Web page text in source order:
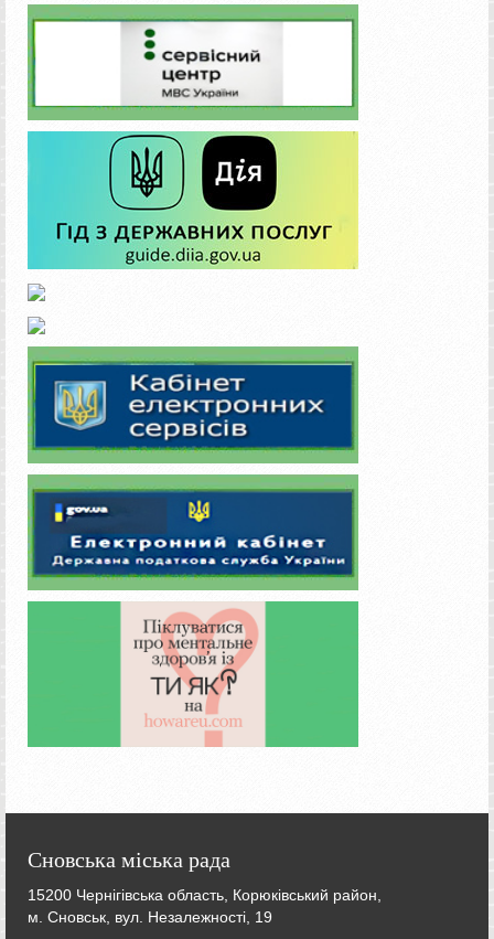
Сновська міська рада
15200 Чернігівська область, Корюківський район,
м. Сновськ, вул. Незалежності, 19